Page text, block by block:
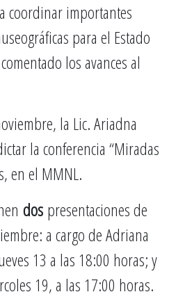
coordinar importantes
para el Estado
los avances al
la Lic. Ariadna
la conferencia “Miradas
en el MMNL.
dos presentaciones de
a cargo de Adriana
13 a las 18:00 horas; y
19, a las 17:00 horas.